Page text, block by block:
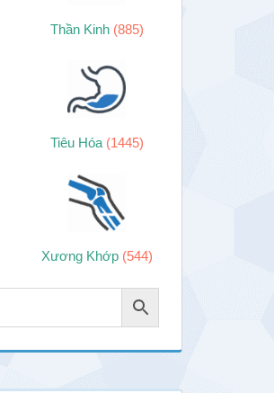
Thần Kinh (885)
Tiêu Hóa (1445)
Xương Khớp (544)